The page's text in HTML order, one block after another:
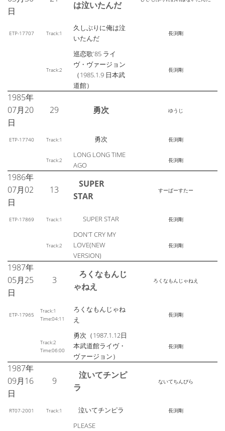
日
は泣いたんだ
ETP-17707 Track:1
久しぶりに俺は泣
いたんだ
長渕剛
Track:2
巡恋歌'85 ライ
ヴ・ヴァージョン
（1985.1.9 日本武
道館）
長渕剛
1985年
07月20
日
29 勇次 ゆうじ
ETP-17740 Track:1 勇次 長渕剛
Track:2
LONG LONG TIME
AGO
長渕剛
1986年
07月02
日
13
SUPER
STAR
すーぱーすたー
ETP-17869 Track:1 SUPER STAR 長渕剛
Track:2
DON'T CRY MY
LOVE(NEW
VERSION)
長渕剛
1987年
05月25
日
3
ろくなもんじ
ゃねえ
ろくなもんじゃねえ
ETP-17965
Track:1
Time:04:11
ろくなもんじゃね
え
長渕剛
Track:2
Time:06:00
勇次（1987.1.12日
本武道館ライヴ・
ヴァージョン）
長渕剛
1987年
09月16
日
9
泣いてチンピ
ラ
ないてちんぴら
RT07-2001 Track:1 泣いてチンピラ 長渕剛
PLEASE